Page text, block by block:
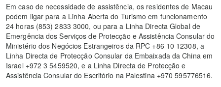
Em caso de necessidade de assistência, os residentes de Macau
podem ligar para a Linha Aberta do Turismo em funcionamento
24 horas (853) 2833 3000, ou para a Linha Directa Global de
Emergência dos Serviços de Protecção e Assistência Consular do
Ministério dos Negócios Estrangeiros da RPC +86 10 12308, a
Linha Directa de Protecção Consular da Embaixada da China em
Israel +972 3 5459520, e a Linha Directa de Protecção e
Assistência Consular do Escritório na Palestina +970 595776516.